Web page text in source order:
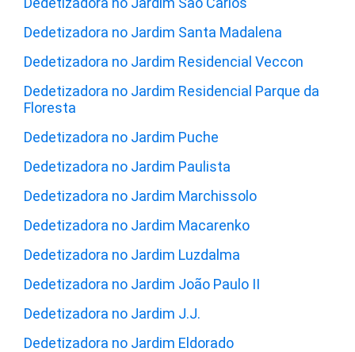
Dedetizadora no Jardim Santa Madalena
Dedetizadora no Jardim Residencial Veccon
Dedetizadora no Jardim Residencial Parque da
Floresta
Dedetizadora no Jardim Puche
Dedetizadora no Jardim Paulista
Dedetizadora no Jardim Marchissolo
Dedetizadora no Jardim Macarenko
Dedetizadora no Jardim Luzdalma
Dedetizadora no Jardim João Paulo II
Dedetizadora no Jardim J.J.
Dedetizadora no Jardim Eldorado